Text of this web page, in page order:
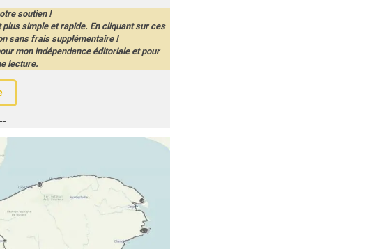
soutien !
simple et rapide. En cliquant sur ces
sans frais supplémentaire !
mon indépendance éditoriale et pour
lecture.